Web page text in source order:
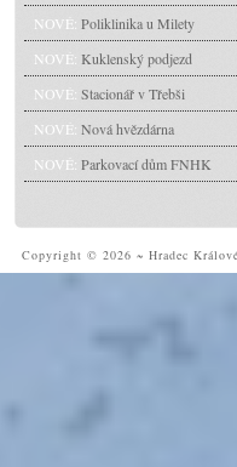
NOVÉ: Poliklinika u Milety
NOVÉ: Kuklenský podjezd
NOVÉ: Stacionář v Třebši
NOVÉ: Nová hvězdárna
NOVÉ: Parkovací dům FNHK
Copyright © 2026 ~ Hradec